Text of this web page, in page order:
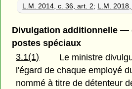
L.M. 2014, c. 36, art. 2; L.M.
Divulgation additionnelle —
postes spéciaux
3.1(1)
Le ministre
l'égard de chaque employé
nommé à titre de détenteur